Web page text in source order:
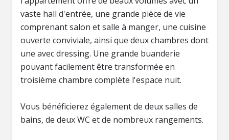
vaste hall d'entrée, une grande pièce de vie
comprenant salon et salle à manger, une cuisine
ouverte conviviale, ainsi que deux chambres dont
une avec dressing. Une grande buanderie
pouvant facilement être transformée en
troisième chambre complète l'espace nuit.
Vous bénéficierez également de deux salles de
bains, de deux WC et de nombreux rangements.